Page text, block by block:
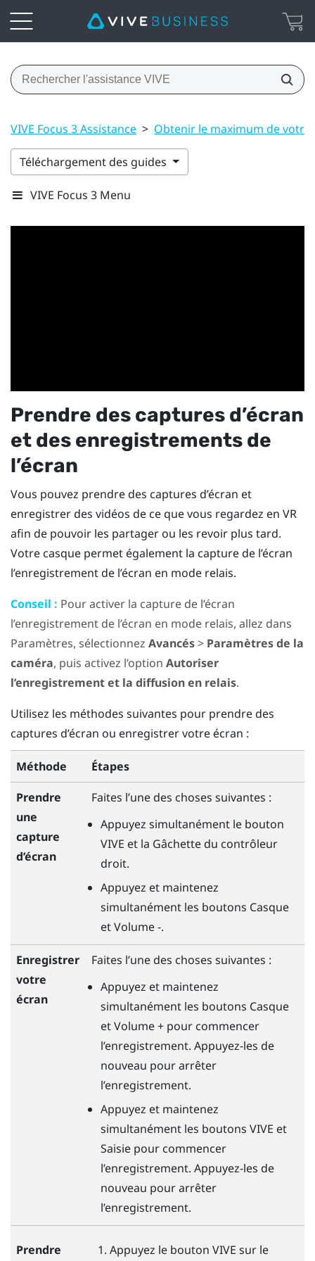
VIVE Focus 3 Assistance > Obtenir le maximum de votre
Téléchargement des guides
VIVE Focus 3 Menu
Prendre des captures d’écran
et des enregistrements de
l’écran
Vous pouvez prendre des captures d’écran et
enregistrer des vidéos de ce que vous regardez en VR
afin de pouvoir les partager ou les revoir plus tard.
Votre casque permet également la capture de l’écran
l’enregistrement de l’écran en mode relais.
Conseil : Pour activer la capture de l’écran
l’enregistrement de l’écran en mode relais, allez dans
Paramètres, sélectionnez Avancés> Paramètres de la
caméra, puis activez l’option Autoriser
l’enregistrement et la diffusion en relais.
Utilisez les méthodes suivantes pour prendre des
captures d’écran ou enregistrer votre écran :
Méthode Étapes
Prendre
une
capture
d’écran
Faites l’une des choses suivantes :
Appuyez simultanément le bouton
VIVE et la Gâchettedu contrôleur
droit.
Appuyez et maintenez
simultanément les boutons Casque
etVolume -.
Enregistrer
votre
écran
Faites l’une des choses suivantes :
Appuyez et maintenez
simultanément les boutons Casque
etVolume +pour commencer
l’enregistrement. Appuyez-les de
nouveau pour arrêter
l’enregistrement.
Appuyez et maintenez
simultanément les boutons VIVE et
Saisiepour commencer
l’enregistrement. Appuyez-les de
nouveau pour arrêter
l’enregistrement.
Prendre Appuyez le bouton VIVE sur le